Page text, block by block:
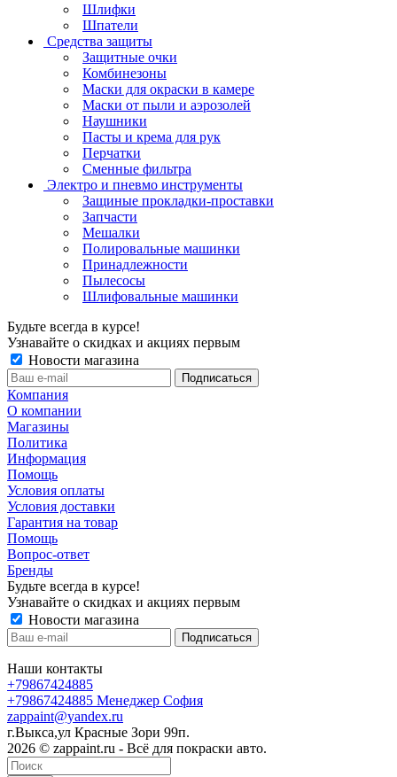
Шлифки
Шпатели
Средства защиты
Защитные очки
Комбинезоны
Маски для окраски в камере
Маски от пыли и аэрозолей
Наушники
Пасты и крема для рук
Перчатки
Сменные фильтра
Электро и пневмо инструменты
Защиные прокладки-проставки
Запчасти
Мешалки
Полировальные машинки
Принадлежности
Пылесосы
Шлифовальные машинки
Будьте всегда в курсе!
Узнавайте о скидках и акциях первым
Новости магазина
Компания
О компании
Магазины
Политика
Информация
Помощь
Условия оплаты
Условия доставки
Гарантия на товар
Помощь
Вопрос-ответ
Бренды
Будьте всегда в курсе!
Узнавайте о скидках и акциях первым
Новости магазина
Наши контакты
+79867424885
+79867424885 Менеджер София
zappaint@yandex.ru
г.Выкса,ул Красные Зори 99п.
2026 © zappaint.ru - Всё для покраски авто.